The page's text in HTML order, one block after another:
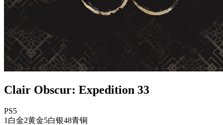
Clair Obscur: Expedition 33
PS5
1 白金2黄金5白银48青铜